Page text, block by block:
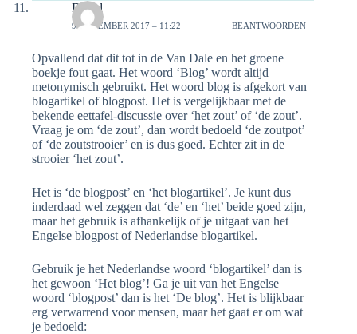
David
9 NOVEMBER 2017 – 11:22 BEANTWOORDEN
Opvallend dat dit tot in de Van Dale en het groene
boekje fout gaat. Het woord ‘Blog’ wordt altijd
metonymisch gebruikt. Het woord blog is afgekort van
blogartikel of blogpost. Het is vergelijkbaar met de
bekende eettafel-discussie over ‘het zout’ of ‘de zout’.
Vraag je om ‘de zout’, dan wordt bedoeld ‘de zoutpot’
of ‘de zoutstrooier’ en is dus goed. Echter zit in de
strooier ‘het zout’.
Het is ‘de blogpost’ en ‘het blogartikel’. Je kunt dus
inderdaad wel zeggen dat ‘de’ en ‘het’ beide goed zijn,
maar het gebruik is afhankelijk of je uitgaat van het
Engelse blogpost of Nederlandse blogartikel.
Gebruik je het Nederlandse woord ‘blogartikel’ dan is
het gewoon ‘Het blog’! Ga je uit van het Engelse
woord ‘blogpost’ dan is het ‘De blog’. Het is blijkbaar
erg verwarrend voor mensen, maar het gaat er om wat
je bedoeld: